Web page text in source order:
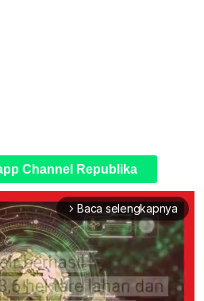
Channel Republika
arrow_forward_ios Baca selengkapnya